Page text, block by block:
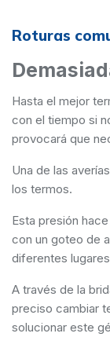
Roturas
Hasta el mejor
con el tiempo si
provocará que
Una de las
los termos.
Esta presión
con un goteo de
diferentes
A través de la
preciso cambiar
solucionar este